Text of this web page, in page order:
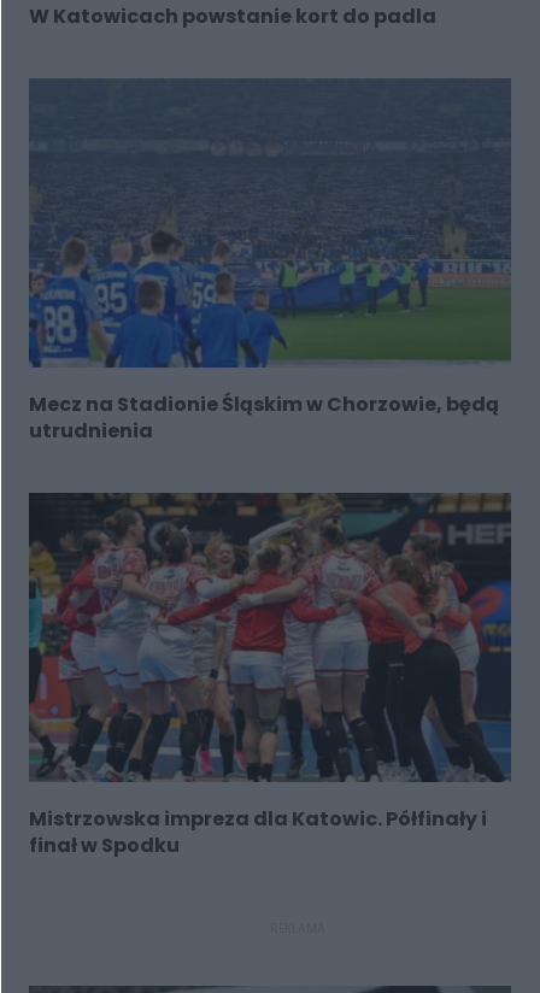
W Katowicach powstanie kort do padla
Mecz na Stadionie Śląskim w Chorzowie, będą
utrudnienia
Mistrzowska impreza dla Katowic. Półfinały i
finał w Spodku